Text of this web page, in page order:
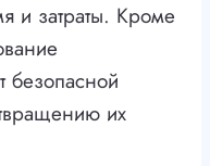
и затраты. Кроме
безопасной
их